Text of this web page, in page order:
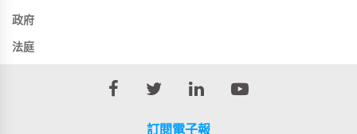
政府
法庭
訂閱電子報